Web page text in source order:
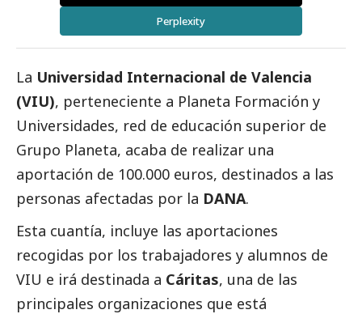
Perplexity
La Universidad Internacional de Valencia
(VIU), perteneciente a Planeta Formación y
Universidades, red de educación superior de
Grupo Planeta, acaba de realizar una
aportación de 100.000 euros, destinados a las
personas afectadas por la DANA.
Esta cuantía, incluye las aportaciones
recogidas por los trabajadores y alumnos de
VIU e irá destinada a Cáritas, una de las
principales organizaciones que está